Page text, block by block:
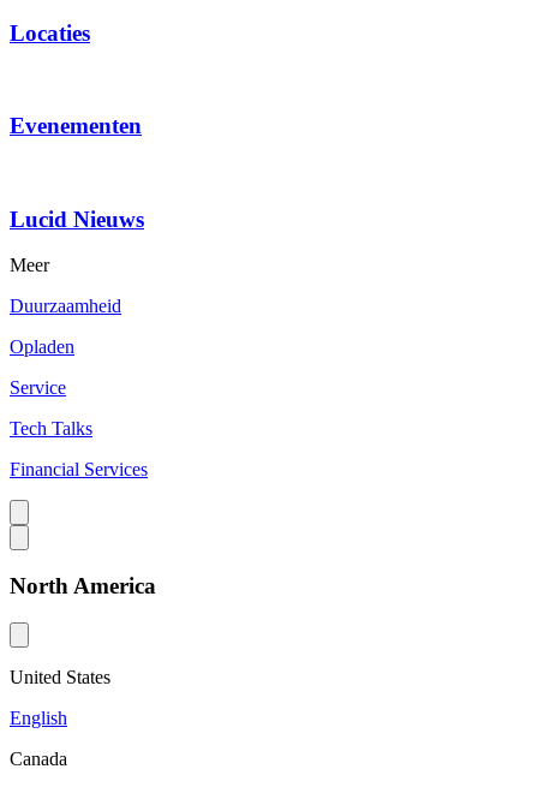
Locaties
Evenementen
Lucid Nieuws
Meer
Duurzaamheid
Opladen
Service
Tech Talks
Financial Services
North America
United States
English
Canada